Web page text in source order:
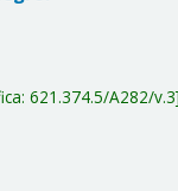
621.374.5/A282/v.3